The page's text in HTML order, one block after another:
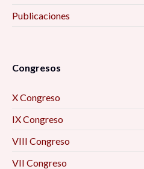
Publicaciones
Congresos
X Congreso
IX Congreso
VIII Congreso
VII Congreso